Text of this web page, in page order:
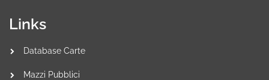
Links
Database Carte
Mazzi Pubblici